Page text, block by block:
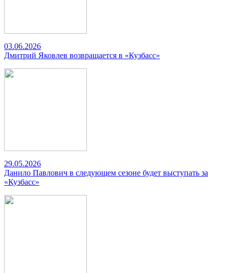
03.06.2026
Дмитрий Яковлев возвращается в «Кузбасс»
29.05.2026
Данило Павлович в следующем сезоне будет выступать за
«Кузбасс»